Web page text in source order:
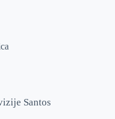
Santos